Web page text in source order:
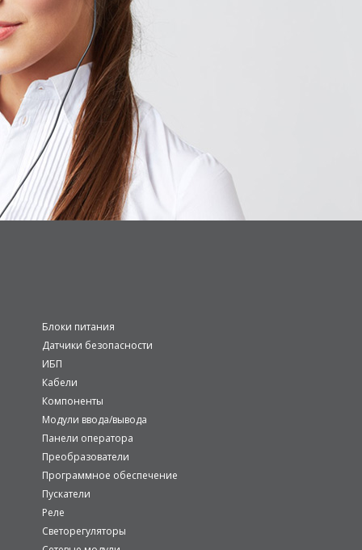
Блоки питания
Датчики безопасности
ИБП
Кабели
Компоненты
Модули ввода/вывода
Панели оператора
Преобразователи
Программное обеспечение
Пускатели
Реле
Светорегуляторы